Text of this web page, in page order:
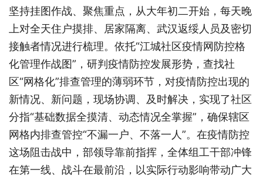
坚持挂图作战、聚焦重点，从大年初二开始，每天晚
上对全天住户摸排、居家隔离、武汉返绥人员及密切
接触者情况进行梳理。依托“江城社区疫情网防控格
化管理作战图”，研判疫情防控发展形势，查找社
区“网格化”排查管理的薄弱环节，对疫情防控出现的
新情况、新问题，现场协调、及时解决，实现了社区
分指“基础数据全摸清、动态情况全掌握”，确保辖区
网格内排查管控“不漏一户、不落一人”。在疫情防控
这场阻击战中，部领导靠前指挥，全体组工干部冲锋
在第一线、战斗在最前沿，以实际行动影响带动广大